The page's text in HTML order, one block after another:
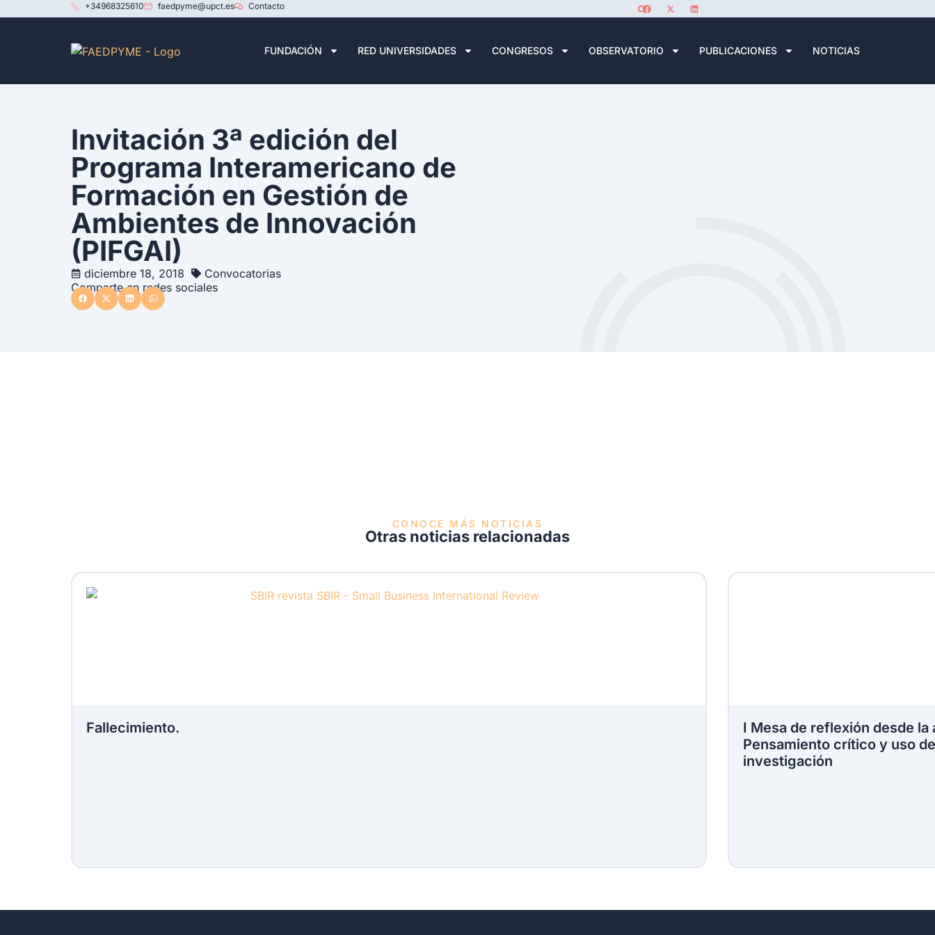
+34968325610 faedpyme@upct.es Contacto
FUNDACIÓN RED UNIVERSIDADES CONGRESOS OBSERVATORIO PUBLICACIONES NOTICIAS
Invitación 3ª edición del
Programa Interamericano de
Formación en Gestión de
Ambientes de Innovación
(PIFGAI)
diciembre 18, 2018
Convocatorias
Comparte en redes sociales
CONOCE MÁS NOTICIAS
Otras noticias relacionadas
Fallecimiento.
I Mesa de reflexión desde la
Pensamiento crítico y uso
investigación